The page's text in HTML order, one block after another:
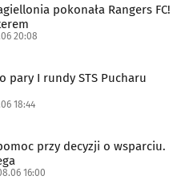
pokonała Rangers FC!
20:08
pary I rundy STS Pucharu
18:44
przy decyzji o wsparciu.
16:00